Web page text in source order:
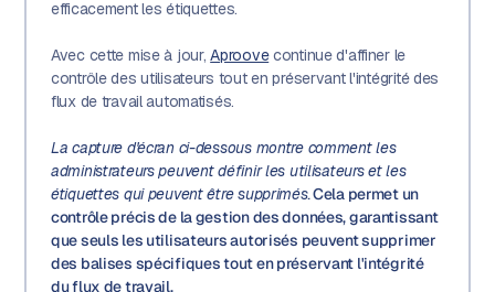
efficacement les étiquettes.
Avec cette mise à jour,Aproovecontinue d'affiner le
contrôle des utilisateurs tout en préservant l'intégrité des
flux de travail automatisés.
La capture d'écran ci-dessous montre comment les
administrateurs peuvent définir les utilisateurs et les
étiquettes qui peuvent être supprimés.Cela permet un
contrôle précis de la gestion des données, garantissant
que seuls les utilisateurs autorisés peuvent supprimer
des balises spécifiques tout en préservant l'intégrité
du flux de travail.